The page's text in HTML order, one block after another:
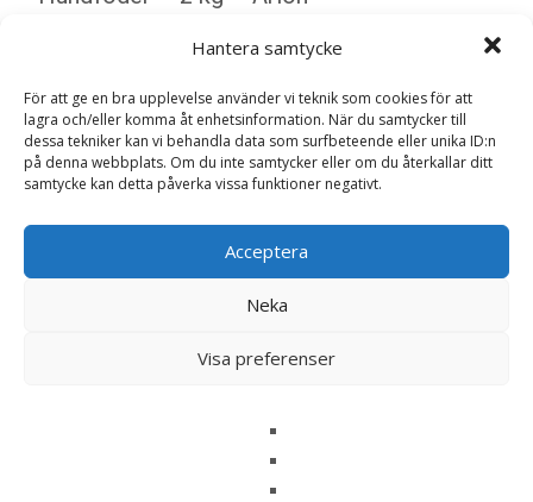
Hantera samtycke
För att ge en bra upplevelse använder vi teknik som cookies för att
lagra och/eller komma åt enhetsinformation. När du samtycker till
dessa tekniker kan vi behandla data som surfbeteende eller unika ID:n
på denna webbplats. Om du inte samtycker eller om du återkallar ditt
samtycke kan detta påverka vissa funktioner negativt.
Acceptera
Neka
Visa preferenser
Ditt betyg*
Din recension*